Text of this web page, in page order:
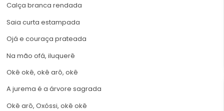
Calça branca rendada
Saia curta estampada
Ojá e couraça prateada
Na mão ofá, iluquerê
Okê okê, okê arô, okê
A jurema é a árvore sagrada
Okê arô, Oxóssi, okê okê